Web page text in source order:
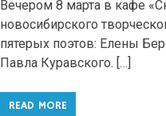
Вечером 8 марта в кафе
новосибирского
пятерых поэтов: Елены
Павла Куравского. […]
READ MORE